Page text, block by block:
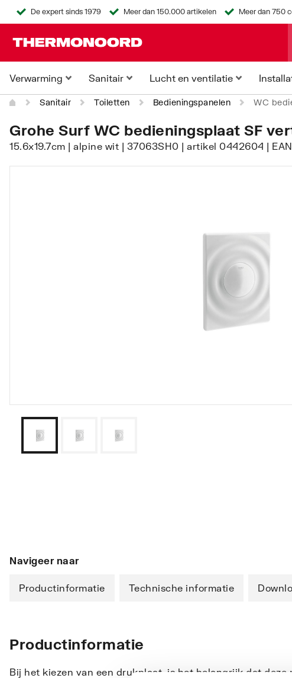
De expert sinds 1979 Meer dan 150.000 artikelen Meer dan 750
Verwarming Sanitair Lucht en ventilatie
Sanitair Toiletten Bedieningspanelen WC
Grohe Surf WC bedieningsplaat SF
15.6x19.7cm | alpine wit | 37063SH0 | artikel 0442604 |
Navigeer naar
Productinformatie Technische informatie
Productinformatie
Bij het kiezen van een drukplaat, is het belangrijk dat deze